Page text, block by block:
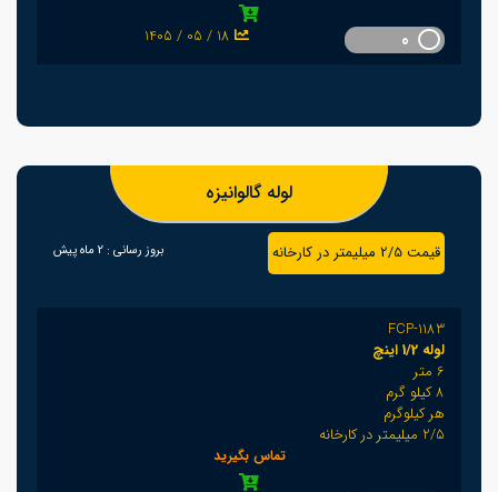
1405 / 05 / 18
لوله گالوانیزه
قیمت 2/5 میلیمتر در کارخانه بروز رسانی : 2 ماه پیش
FCP-1183
لوله 1/2 اینچ
6 متر
8 کیلو گرم
هر کیلوگرم
2/5 میلیمتر در کارخانه
تماس بگیرید